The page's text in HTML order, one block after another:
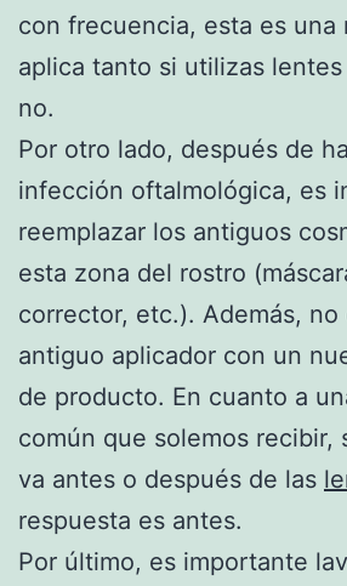
con frecuencia, esta es una
aplica tanto si utilizas
no.
Por otro lado, después de
infección oftalmológica, es
reemplazar los antiguos
esta zona del rostro
corrector, etc.). Además, no
antiguo aplicador con un
de producto. En cuanto a
común que solemos recibir,
va antes o después de las
respuesta es antes.
Por último, es importante